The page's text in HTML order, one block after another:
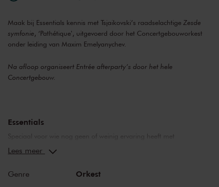
Maak bij Essentials kennis met Tsjaikovski’s raadselachtige Zesde
symfonie, ‘Pathétique', uitgevoerd door het Concertgebouworkest
onder leiding van Maxim Emelyanychev.
Na afloop organiseert Entrée afterparty’s door het hele
Concertgebouw.
Essentials
Speciaal voor wie nog geen of weinig ervaring heeft met
symfonische muziek is er Essentials. Maak kennis met de
Vanderveken. Bij Essentials verwelkomen we een nieuwe generatie
Lees meer
Genre Orkest